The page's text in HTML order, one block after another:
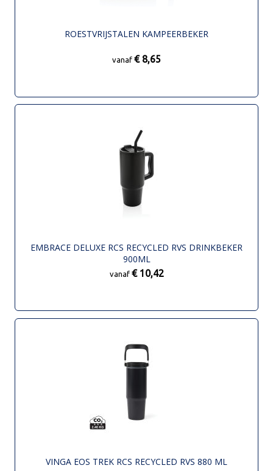
ROESTVRIJSTALEN KAMPEERBEKER
vanaf € 8,65
EMBRACE DELUXE RCS RECYCLED RVS DRINKBEKER
900ML
vanaf € 10,42
VINGA EOS TREK RCS RECYCLED RVS 880 ML